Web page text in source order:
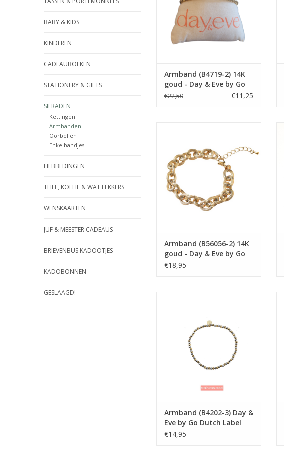
BABY & KIDS
KINDEREN
CADEAUBOEKEN
STATIONERY & GIFTS
SIERADEN
Kettingen
Armbanden
Oorbellen
Enkelbandjes
HEBBEDINGEN
THEE, KOFFIE & WAT LEKKERS
WENSKAARTEN
JUF & MEESTER CADEAUS
BRIEVENBUS KADOOTJES
KADOBONNEN
GESLAAGD!
Armband (B4719-2) 14K
goud - Day & Eve by Go
Dutch Label
€22,50 €11,25
TOEVOEGEN AAN WINKELWAGEN
Armband (B56056-2) 14K
goud - Day & Eve by Go
Dutch Label
€18,95
TOEVOEGEN AAN WINKELWAGEN
Armband (B4202-3) Day &
Eve by Go Dutch Label
€14,95